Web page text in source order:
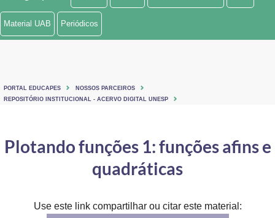
Ministério de Minas e Energia
Ministério do Turismo
Controladoria-Geral da União
Ministério da Mulher, da Família e dos Direitos Humanos
Secretaria-Geral
Material UAB Periódicos
PORTAL EDUCAPES
NOSSOS PARCEIROS
REPOSITÓRIO INSTITUCIONAL - ACERVO DIGITAL UNESP
Plotando funções 1: funções afins e
quadráticas
Use este link compartilhar ou citar este material: